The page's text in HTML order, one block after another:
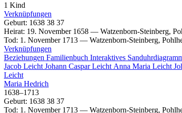
1 Kind
Verknüpfungen
Geburt: 1638 38 37
Heirat: 19. November 1658 — Watzenborn-Steinberg,
Tod: 1. November 1713 — Watzenborn-Steinberg,
Verknüpfungen
Beziehungen Familienbuch Interaktives
Jacob Leicht Johann CasparLeicht Anna Maria Leicht
Leicht
Maria Hedrich
1638–1713
Geburt: 1638 38 37
Tod: 1. November 1713 — Watzenborn-Steinberg,